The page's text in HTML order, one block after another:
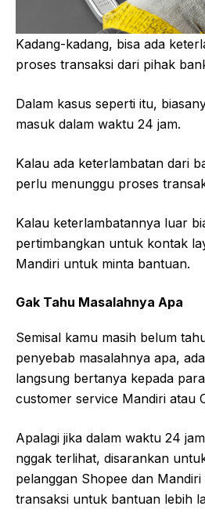
Kadang-kadang, bisa ada
proses transaksi dari pihak
Dalam kasus seperti itu,
masuk dalam waktu 24 jam.
Kalau ada keterlambatan dari
perlu menunggu proses
Kalau keterlambatannya luar
pertimbangkan untuk kontak
Mandiri untuk minta bantuan.
Gak Tahu Masalahnya Apa
Semisal kamu masih belum
penyebab masalahnya apa,
langsung bertanya kepada
customer service Mandiri atau
Apalagi jika dalam waktu 24
nggak terlihat, disarankan
pelanggan Shopee dan Mandiri
transaksi untuk bantuan lebih